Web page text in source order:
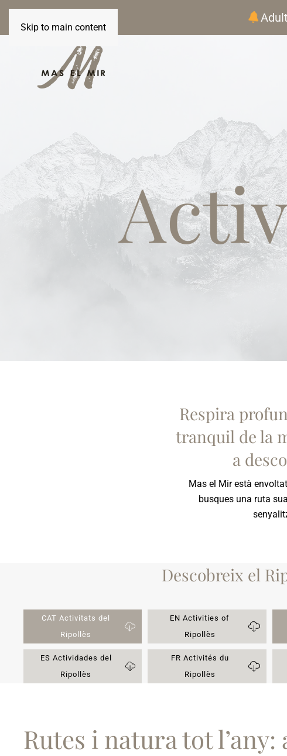
Skip to main content
Respira
tranquil de la
a
Mas el Mir està
busques una ruta
Descobreix el
CAT Activitats del
Ripollès
ES Actividades del
Ripollès
EN Activities of
Ripollès
FR Activités du
Ripollès
Rutes i natura tot